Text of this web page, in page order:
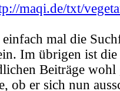
maqi.de/txt/
einfach mal die
Im übrigen ist
Beiträge wohl
ob er sich nun